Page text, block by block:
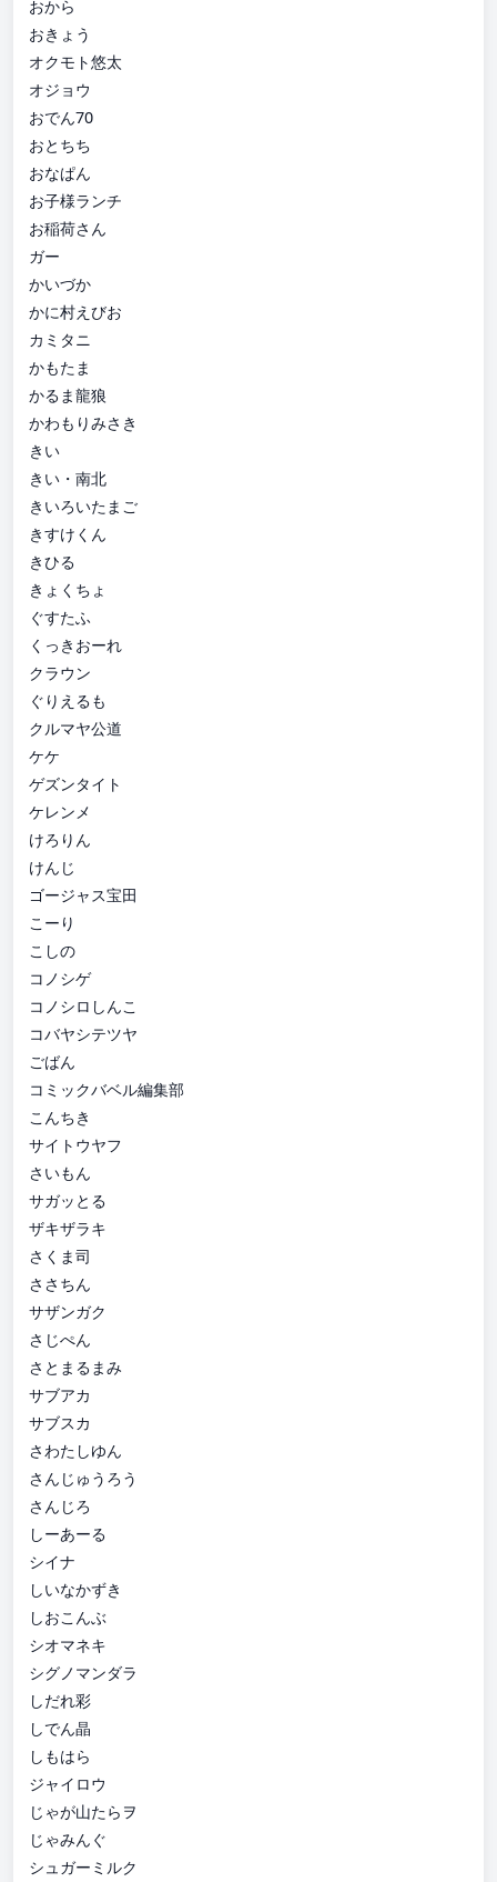
おから
おきょう
オクモト悠太
オジョウ
おでん70
おとちち
おなぱん
お子様ランチ
お稲荷さん
ガー
かいづか
かに村えびお
カミタニ
かもたま
かるま龍狼
かわもりみさき
きい
きい・南北
きいろいたまご
きすけくん
きひる
きょくちょ
ぐすたふ
くっきおーれ
クラウン
ぐりえるも
クルマヤ公道
ケケ
ゲズンタイト
ケレンメ
けろりん
けんじ
ゴージャス宝田
こーり
こしの
コノシゲ
コノシロしんこ
コバヤシテツヤ
ごばん
コミックバベル編集部
こんちき
サイトウヤフ
さいもん
サガッとる
ザキザラキ
さくま司
ささちん
サザンガク
さじぺん
さとまるまみ
サブアカ
サブスカ
さわたしゆん
さんじゅうろう
さんじろ
しーあーる
シイナ
しいなかずき
しおこんぶ
シオマネキ
シグノマンダラ
しだれ彩
しでん晶
しもはら
ジャイロウ
じゃが山たらヲ
じゃみんぐ
シュガーミルク